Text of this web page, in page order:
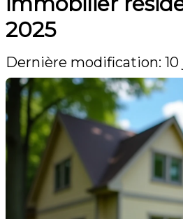
2025
Dernière modification: